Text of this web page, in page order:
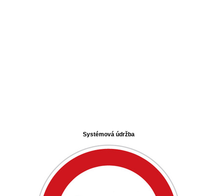
Systémová údržba